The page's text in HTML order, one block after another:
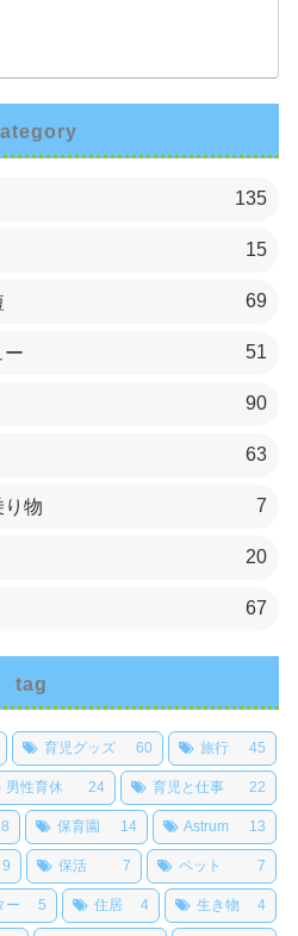
135
15
69
ー 51
90
63
り物 7
20
67
tag
育児グッズ 60 旅行 45
男性育休 24 育児と仕事 22
保育園 14 Astrum 13
9 保活 7 ペット 7
ー 5 住居 4 生き物 4